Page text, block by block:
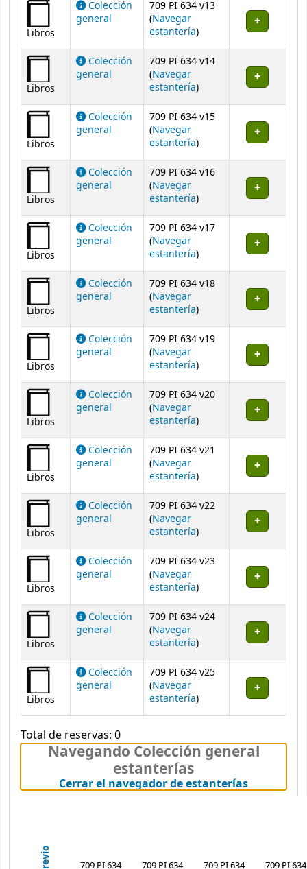
Libros
Colección
general
709 PI 634 v13
(Navegar
estantería(Abre debajo)
)
Libros
Colección
general
709 PI 634 v14
(Navegar
estantería(Abre debajo)
)
Libros
Colección
general
709 PI 634 v15
(Navegar
estantería(Abre debajo)
)
Libros
Colección
general
709 PI 634 v16
(Navegar
estantería(Abre debajo)
)
Libros
Colección
general
709 PI 634 v17
(Navegar
estantería(Abre debajo)
)
Libros
Colección
general
709 PI 634 v18
(Navegar
estantería(Abre debajo)
)
Libros
Colección
general
709 PI 634 v19
(Navegar
estantería(Abre debajo)
)
Libros
Colección
general
709 PI 634 v20
(Navegar
estantería(Abre debajo)
)
Libros
Colección
general
709 PI 634 v21
(Navegar
estantería(Abre debajo)
)
Libros
Colección
general
709 PI 634 v22
(Navegar
estantería(Abre debajo)
)
Libros
Colección
general
709 PI 634 v23
(Navegar
estantería(Abre debajo)
)
Libros
Colección
general
709 PI 634 v24
(Navegar
estantería(Abre debajo)
)
Libros
Colección
general
709 PI 634 v25
(Navegar
estantería(Abre debajo)
)
Total de reservas: 0
Navegando Colección general
estanterías
Cerrar el navegador de estanterías(Oculta el
Previo 709 PI 634
709 PI 634
709 PI 634
709 PI 634